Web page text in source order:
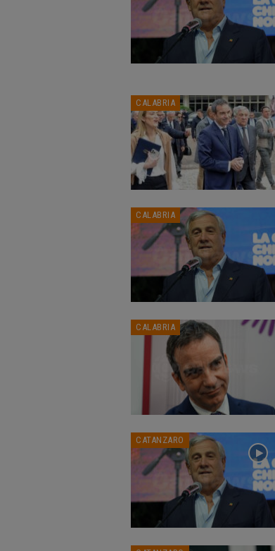
CALABRIA
CALABRIA
CALABRIA
CATANZARO